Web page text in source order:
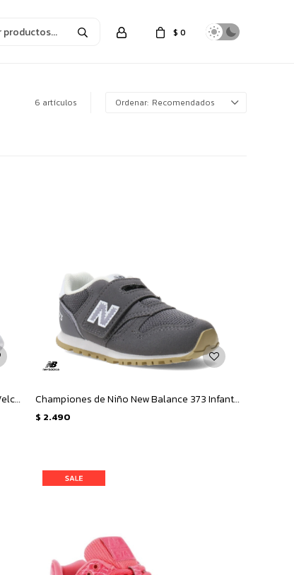
$ 0
6 artículos Recomendados
Championes de Niños New Balance 578 Velcro Infantil - Negro - Blanco Championes de Niño New Balance 373 Infant - Gris
$ 2.490